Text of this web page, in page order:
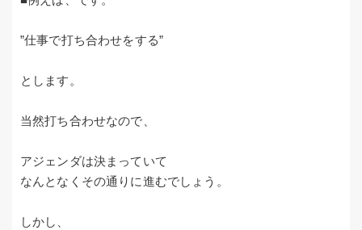
”仕事で打ち合わせをする”
とします。
当然打ち合わせなので、
アジェンダは決まっていて
なんとなくその通りに進むでしょう。
しかし、